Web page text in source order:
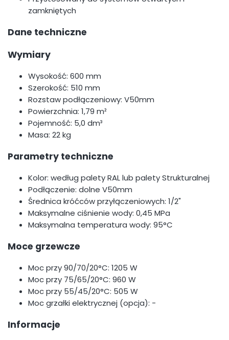
zamkniętych
Dane techniczne
Wymiary
Wysokość: 600 mm
Szerokość: 510 mm
Rozstaw podłączeniowy: V50mm
Powierzchnia: 1,79 m²
Pojemność: 5,0 dm³
Masa: 22 kg
Parametry techniczne
Kolor: według palety RAL lub palety Strukturalnej
Podłączenie: dolne V50mm
Średnica króćców przyłączeniowych: 1/2"
Maksymalne ciśnienie wody: 0,45 MPa
Maksymalna temperatura wody: 95°C
Moce grzewcze
Moc przy 90/70/20°C: 1205 W
Moc przy 75/65/20°C: 960 W
Moc przy 55/45/20°C: 505 W
Moc grzałki elektrycznej (opcja): -
Informacje